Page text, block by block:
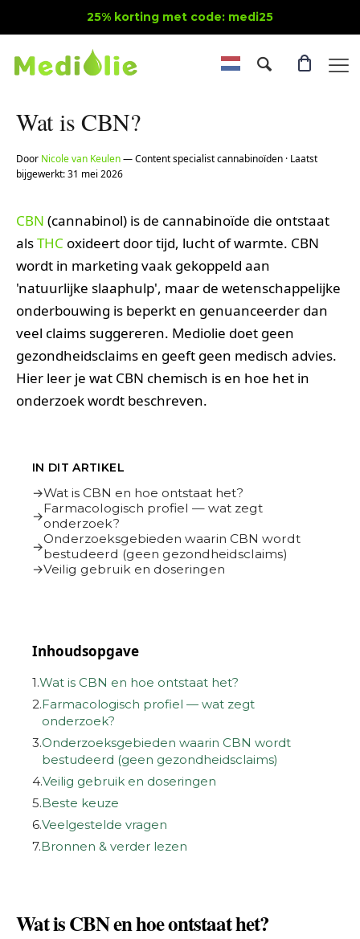
25% korting met code: medi25
Wat is CBN?
Door Nicole van Keulen— Content specialist cannabinoïden · Laatst
bijgewerkt: 31 mei 2026
CBN (cannabinol) is de cannabinoïde die ontstaat
alsTHC oxideert door tijd, lucht of warmte. CBN
wordt in marketing vaak gekoppeld aan
'natuurlijke slaaphulp', maar de wetenschappelijke
onderbouwing is beperkt en genuanceerder dan
veel claims suggereren. Mediolie doet geen
gezondheidsclaims en geeft geen medisch advies.
Hier leer je wat CBN chemisch is en hoe het in
onderzoek wordt beschreven.
IN DIT ARTIKEL
Wat is CBN en hoe ontstaat het?
Farmacologisch profiel — wat zegt
onderzoek?
Onderzoeksgebieden waarin CBN wordt
bestudeerd (geen gezondheidsclaims)
Veilig gebruik en doseringen
Inhoudsopgave
1.Wat is CBN en hoe ontstaat het?
2.Farmacologisch profiel — wat zegt
onderzoek?
3.Onderzoeksgebieden waarin CBN wordt
bestudeerd (geen gezondheidsclaims)
4.Veilig gebruik en doseringen
5.Beste keuze
6.Veelgestelde vragen
7.Bronnen & verder lezen
Wat is CBN en hoe ontstaat het?